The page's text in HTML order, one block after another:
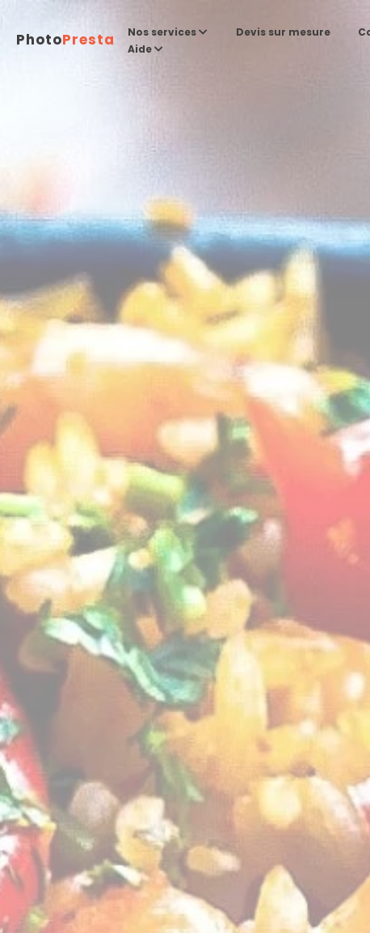
PhotoPresta Nos services Devis sur mesure
Aide